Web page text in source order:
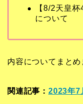
【8/2天皇
について
内容についてまとめ
関連記事： 2023年7